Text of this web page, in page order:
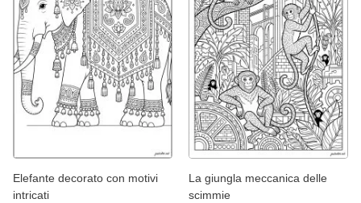
Elefante decorato con motivi
intricati
La giungla meccanica delle
scimmie